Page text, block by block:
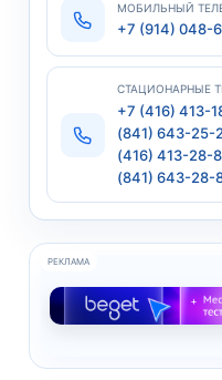
МОБИЛЬНЫЙ
+7 (914) 048-
СТАЦИОНАРНЫЕ
+7 (416) 413-
(841) 643-25-
(416) 413-28-
(841) 643-28-
РЕКЛАМА